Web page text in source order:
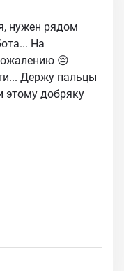
нужен рядом
На
😔
Держу пальцы
этому добряку